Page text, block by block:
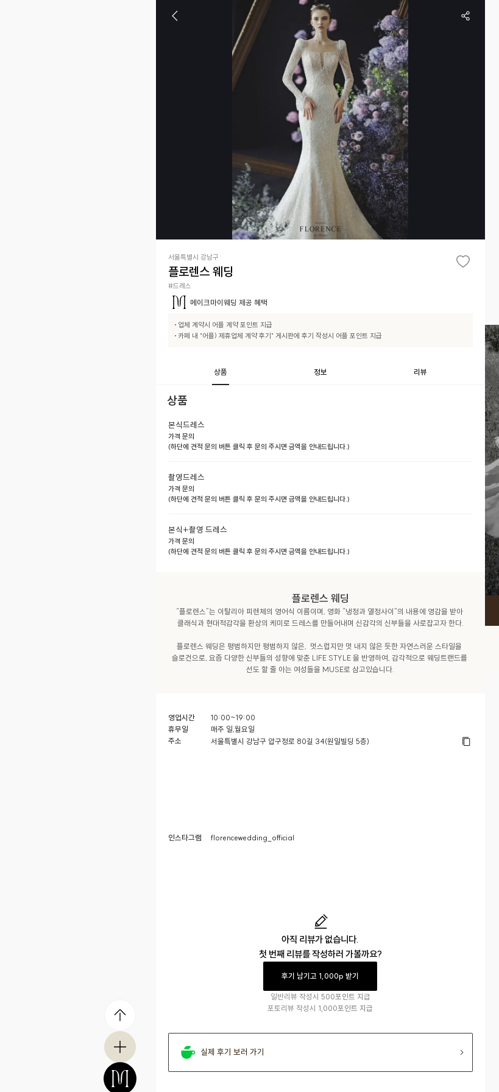
서울특별시 강남구
플로렌스 웨딩
#드레스
메이크마이웨딩 제공 혜택
• 업체 계약시 어플 계약 포인트 지급
• 카페 내 "어플) 제휴업체 계약 후기" 게시판에 후기 작성시 어플 포인트 지급
상품 정보 리뷰
상품
본식드레스
가격 문의
(하단에 견적 문의 버튼 클릭 후 문의 주시면 금액을 안내드립니다.)
촬영드레스
가격 문의
(하단에 견적 문의 버튼 클릭 후 문의 주시면 금액을 안내드립니다.)
본식+촬영 드레스
가격 문의
(하단에 견적 문의 버튼 클릭 후 문의 주시면 금액을 안내드립니다.)
플로렌스 웨딩
“플로렌스”는 이탈리아 피렌체의 영어식 이름이며, 영화 “냉정과 열정사이"의 내용에 영감을 받아
클래식과 현대적감각을 환상의 케미로 드레스를 만들어내며 신감각의 신부들을 사로잡고자 한다.
플로렌스 웨딩은 평범하지만 평범하지 않은,  멋스럽지만 멋 내지 않은 듯한 자연스러운 스타일을
슬로건으로, 요즘 다양한 신부들의 성향에 맞춘 LIFE STYLE 을 반영하여, 감각적으로 웨딩트랜드를
영업시간
10:00~19:00
휴무일
매주 일,월요일
주소
서울특별시 강남구 압구정로 80길 34(원일빌딩 5층)
인스타그램 florencewedding_official
아직 리뷰가 없습니다.
첫 번째 리뷰를 작성하러 가볼까요?
후기 남기고 1,000p 받기
일반리뷰 작성시 500포인트 지급
포토리뷰 작성시 1,000포인트 지급
실제 후기 보러 가기